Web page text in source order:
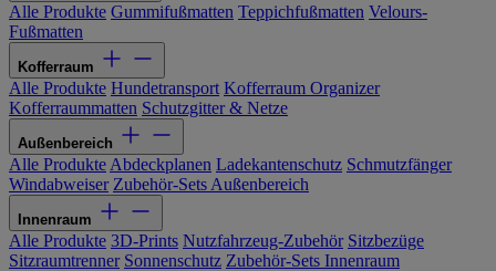
Alle Produkte Gummifußmatten Teppichfußmatten Velours-
Fußmatten
Kofferraum
Alle Produkte Hundetransport Kofferraum Organizer
Kofferraummatten Schutzgitter & Netze
Außenbereich
Alle Produkte Abdeckplanen Ladekantenschutz Schmutzfänger
Windabweiser Zubehör-Sets Außenbereich
Innenraum
Alle Produkte 3D-Prints Nutzfahrzeug-Zubehör Sitzbezüge
Sitzraumtrenner Sonnenschutz Zubehör-Sets Innenraum